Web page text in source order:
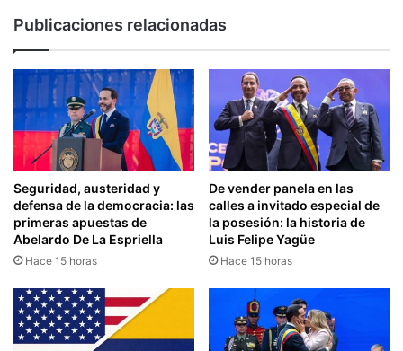
Publicaciones relacionadas
Seguridad, austeridad y
defensa de la democracia: las
primeras apuestas de
Abelardo De La Espriella
Hace 15 horas
De vender panela en las
calles a invitado especial de
la posesión: la historia de
Luis Felipe Yagüe
Hace 15 horas